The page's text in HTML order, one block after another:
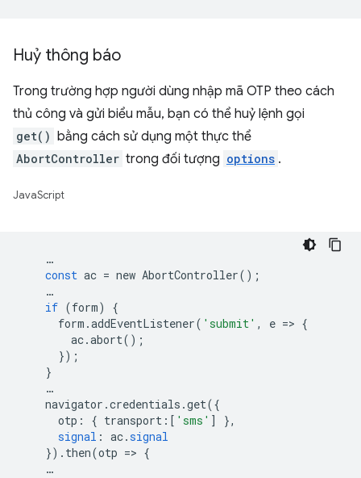
Huỷ thông báo
Trong trường hợp người dùng nhập mã OTP theo cách
thủ công và gửi biểu mẫu, bạn có thể huỷ lệnh gọi
get() bằng cách sử dụng một thực thể
AbortController trong đối tượng options .
JavaScript
…
const ac = new AbortController();
…
if (form)
{
form .addEventListener( 'submit' , e => {
ac.abort();
});
}
…
navigator .credentials .get({
otp : { transport :[ 'sms' ]
},
signal : ac.signal
}) . then(otp => {
…